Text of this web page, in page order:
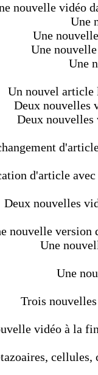
nouvelle vidéo
Une
Une
Une
Une
Un nouvel article
Deux nouvelles
Deux nouvelles
d'article avec
Deux nouvelles
nouvelle version
Une
Une
Trois
vidéo à la